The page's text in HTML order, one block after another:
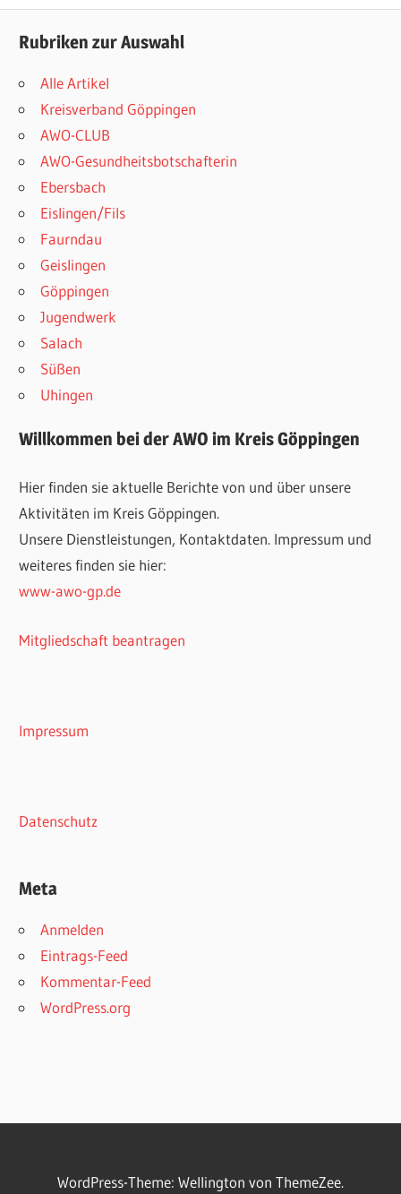
Rubriken zur Auswahl
Alle Artikel
Kreisverband Göppingen
AWO-CLUB
AWO-Gesundheitsbotschafterin
Ebersbach
Eislingen/Fils
Faurndau
Geislingen
Göppingen
Jugendwerk
Salach
Süßen
Uhingen
Willkommen bei der AWO im Kreis Göppingen
Hier finden sie aktuelle Berichte von und über unsere
Aktivitäten im Kreis Göppingen.
Unsere Dienstleistungen, Kontaktdaten. Impressum und
weiteres finden sie hier:
www-awo-gp.de
Mitgliedschaft beantragen
Impressum
Datenschutz
Meta
Anmelden
Eintrags-Feed
Kommentar-Feed
WordPress.org
WordPress-Theme: Wellington von ThemeZee.